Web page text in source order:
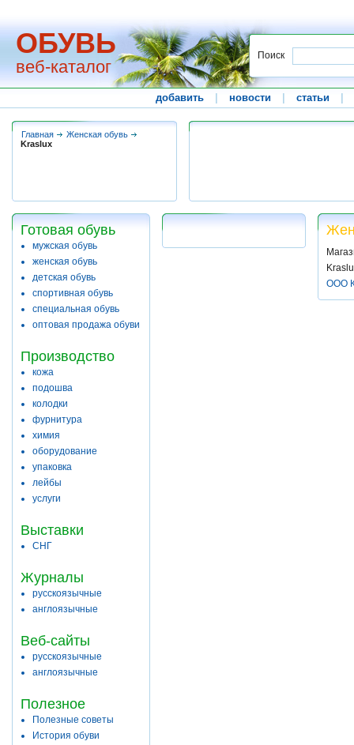
ОБУВЬ
веб-каталог
Поиск
добавить новости статьи
Главная
Женская обувь
Kraslux
Готовая обувь
мужская обувь
женская обувь
детская обувь
спортивная обувь
специальная обувь
оптовая продажа обуви
Производство
кожа
подошва
колодки
фурнитура
химия
оборудование
упаковка
лейбы
услуги
Выставки
СНГ
Журналы
русскоязычные
англоязычные
Веб-сайты
русскоязычные
англоязычные
Полезное
Полезные советы
История обуви
ООО